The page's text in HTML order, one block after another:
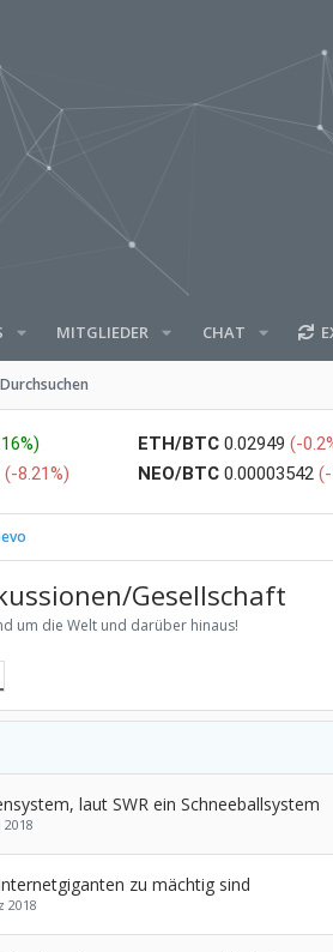
MITGLIEDER CHAT
ETH/BTC 0.02949(-
(-8.21%) NEO/BTC 0.00003542
Gesellschaft
um die Welt und darüber hinaus!
laut SWR ein Schneeballsystem
2018
zu mächtig sind
2018